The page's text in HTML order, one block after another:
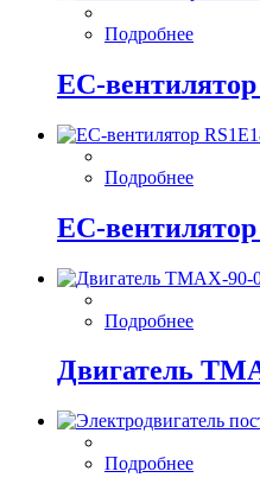
Подробнее
EC-
Подробнее
EC-
Подробнее
Двигатель
Подробнее